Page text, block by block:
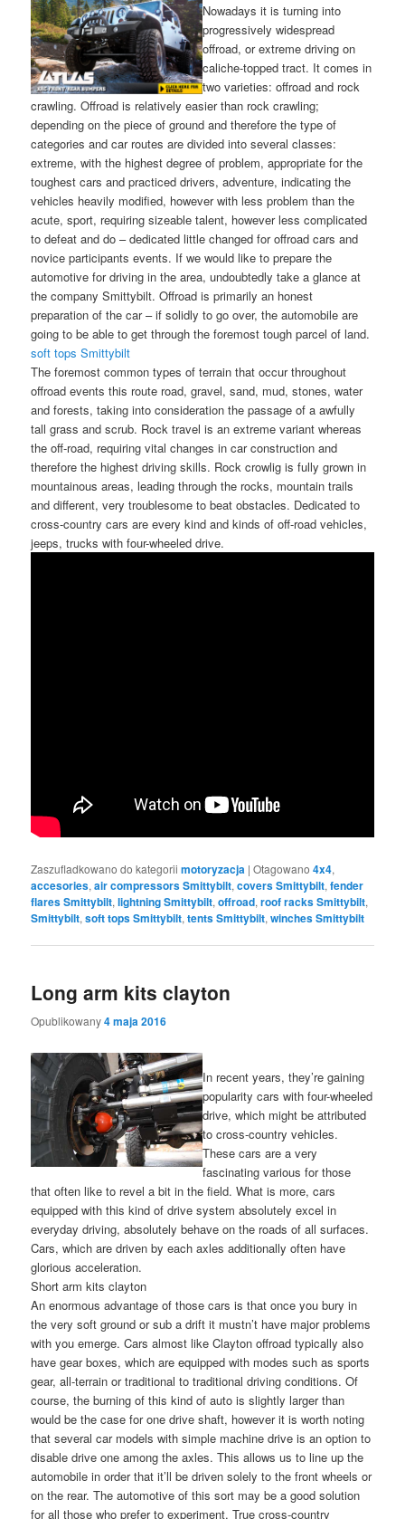
Nowadays it is turning into
progressively widespread
offroad, or extreme driving on
caliche-topped tract. It comes in
two varieties: offroad and rock
crawling. Offroad is relatively easier than rock crawling;
depending on the piece of ground and therefore the type of
categories and car routes are divided into several classes:
extreme, with the highest degree of problem, appropriate for the
toughest cars and practiced drivers, adventure, indicating the
vehicles heavily modified, however with less problem than the
acute, sport, requiring sizeable talent, however less complicated
to defeat and do – dedicated little changed for offroad cars and
novice participants events. If we would like to prepare the
automotive for driving in the area, undoubtedly take a glance at
the company Smittybilt. Offroad is primarily an honest
preparation of the car – if solidly to go over, the automobile are
going to be able to get through the foremost tough parcel of land.
soft tops Smittybilt
The foremost common types of terrain that occur throughout
offroad events this route road, gravel, sand, mud, stones, water
and forests, taking into consideration the passage of a awfully
tall grass and scrub. Rock travel is an extreme variant whereas
the off-road, requiring vital changes in car construction and
therefore the highest driving skills. Rock crowlig is fully grown in
mountainous areas, leading through the rocks, mountain trails
and different, very troublesome to beat obstacles. Dedicated to
cross-country cars are every kind and kinds of off-road vehicles,
jeeps, trucks with four-wheeled drive.
Zaszufladkowano do kategorii motoryzacja |Otagowano 4x4,
accesories,air compressors Smittybilt,covers Smittybilt,fender
flares Smittybilt,lightning Smittybilt,offroad,roof racks Smittybilt,
Smittybilt,soft tops Smittybilt,tents Smittybilt,winches Smittybilt
Long arm kits clayton
Opublikowany4 maja 2016
In recent years, they’re gaining
popularity cars with four-wheeled
drive, which might be attributed
to cross-country vehicles.
These cars are a very
fascinating various for those
that often like to revel a bit in the field. What is more, cars
equipped with this kind of drive system absolutely excel in
everyday driving, absolutely behave on the roads of all surfaces.
Cars, which are driven by each axles additionally often have
glorious acceleration.
Short arm kits clayton
An enormous advantage of those cars is that once you bury in
the very soft ground or sub a drift it mustn’t have major problems
with you emerge. Cars almost like Clayton offroad typically also
have gear boxes, which are equipped with modes such as sports
gear, all-terrain or traditional to traditional driving conditions. Of
course, the burning of this kind of auto is slightly larger than
would be the case for one drive shaft, however it is worth noting
that several car models with simple machine drive is an option to
disable drive one among the axles. This allows us to line up the
automobile in order that it’ll be driven solely to the front wheels or
on the rear. The automotive of this sort may be a good solution
for all those who prefer to experiment. True cross-country